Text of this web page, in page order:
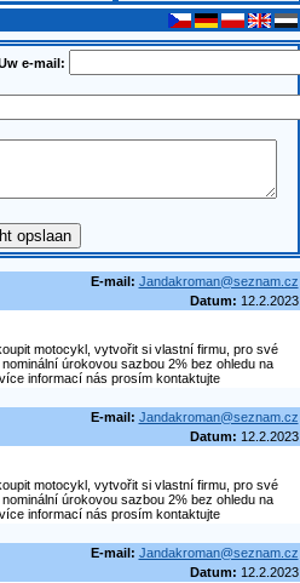
e-mail:
E-mail: Jandakroman@seznam.cz
Datum: 12.2.2023
motocykl, vytvořit si vlastní firmu, pro své
úrokovou sazbou 2% bez ohledu na
informací nás prosím kontaktujte
E-mail: Jandakroman@seznam.cz
Datum: 12.2.2023
motocykl, vytvořit si vlastní firmu, pro své
úrokovou sazbou 2% bez ohledu na
informací nás prosím kontaktujte
E-mail: Jandakroman@seznam.cz
Datum: 12.2.2023